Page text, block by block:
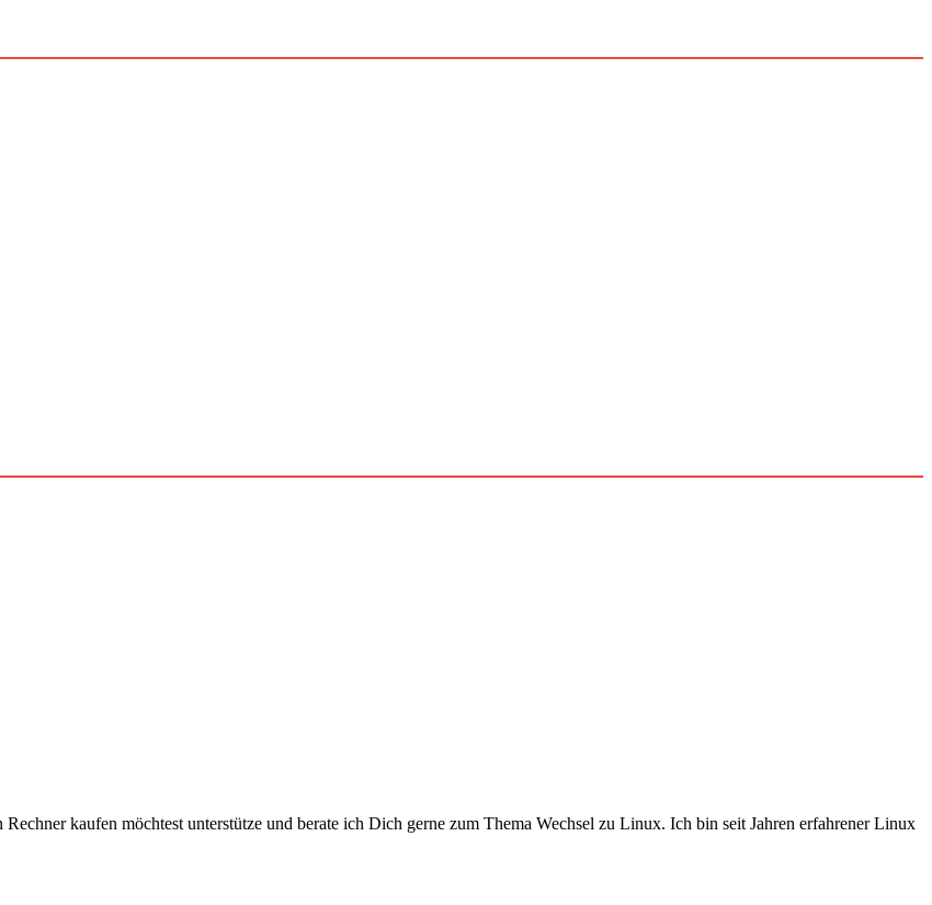
kaufen möchtest unterstütze und berate ich Dich gerne zum Thema Wechsel zu Linux. Ich bin seit Jahren erfahrener Linux